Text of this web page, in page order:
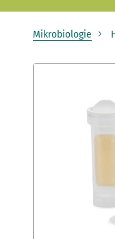
Mikrobiologie
Zum
Bildergalerie